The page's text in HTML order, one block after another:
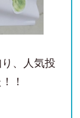
、人気投
！